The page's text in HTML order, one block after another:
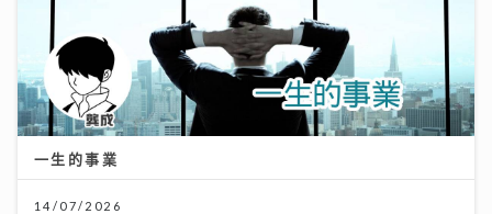
一生的事業
14/07/2026